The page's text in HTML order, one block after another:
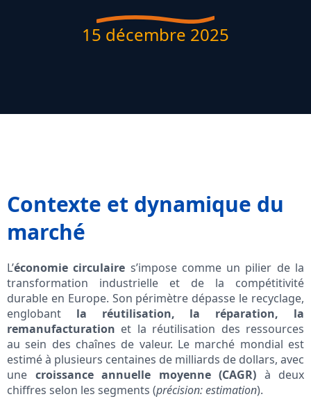
15 décembre 2025
Contexte et dynamique du
marché
L’économie circulaire s’impose comme un pilier de la
transformation industrielle et de la compétitivité
durable en Europe. Son périmètre dépasse le recyclage,
englobant la réutilisation, la réparation, la
remanufacturation et la réutilisation des ressources
au sein des chaînes de valeur. Le marché mondial est
estimé à plusieurs centaines de milliards de dollars, avec
une croissance annuelle moyenne (CAGR) à deux
chiffres selon les segments (précision: estimation).